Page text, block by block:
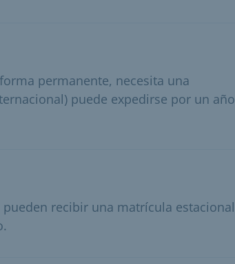
permanente, necesita una
puede expedirse por un año
recibir una matrícula estacional